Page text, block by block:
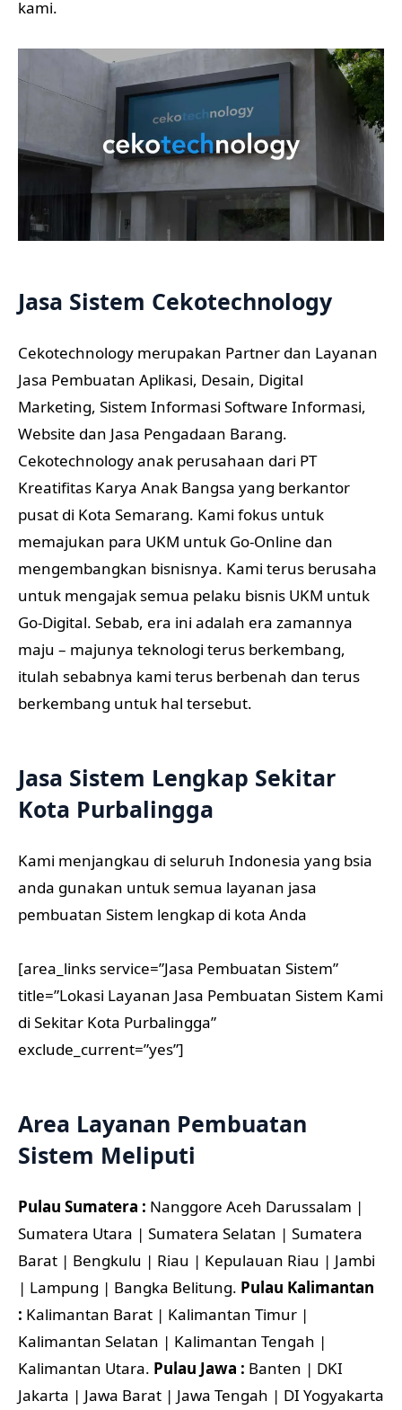
kami.
Jasa Sistem Cekotechnology
Cekotechnology merupakan Partner dan Layanan
Jasa Pembuatan Aplikasi, Desain, Digital
Marketing, Sistem Informasi Software Informasi,
Website dan Jasa Pengadaan Barang.
Cekotechnology anak perusahaan dari PT
Kreatifitas Karya Anak Bangsa yang berkantor
pusat di Kota Semarang. Kami fokus untuk
memajukan para UKM untuk Go-Online dan
mengembangkan bisnisnya. Kami terus berusaha
untuk mengajak semua pelaku bisnis UKM untuk
Go-Digital. Sebab, era ini adalah era zamannya
maju – majunya teknologi terus berkembang,
itulah sebabnya kami terus berbenah dan terus
berkembang untuk hal tersebut.
Jasa Sistem Lengkap Sekitar
Kota Purbalingga
Kami menjangkau di seluruh Indonesia yang bsia
anda gunakan untuk semua layanan jasa
pembuatan Sistem lengkap di kota Anda
[area_links service=”Jasa Pembuatan Sistem”
title=”Lokasi Layanan Jasa Pembuatan Sistem Kami
di Sekitar Kota Purbalingga”
exclude_current=”yes”]
Area Layanan Pembuatan
Sistem Meliputi
Pulau Sumatera : Nanggore Aceh Darussalam |
Sumatera Utara | Sumatera Selatan | Sumatera
Barat | Bengkulu | Riau | Kepulauan Riau | Jambi
| Lampung | Bangka Belitung. Pulau Kalimantan
: Kalimantan Barat | Kalimantan Timur |
Kalimantan Selatan | Kalimantan Tengah |
Kalimantan Utara. Pulau Jawa : Banten | DKI
Jakarta | Jawa Barat | Jawa Tengah | DI Yogyakarta